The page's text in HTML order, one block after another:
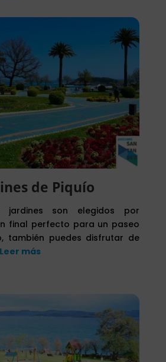
de Piquío
jardines son elegidos por
final perfecto para un paseo
también puedes disfrutar de
Leer más